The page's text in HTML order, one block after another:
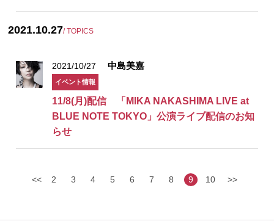
2021.10.27/ TOPICS
2021/10/27 中島美嘉
イベント情報
11/8(月)配信 「MIKA NAKASHIMA LIVE at
BLUE NOTE TOKYO」公演ライブ配信のお知
らせ
<< 2 3 4 5 6 7 8 9 10 >>